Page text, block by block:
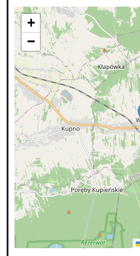
+
−